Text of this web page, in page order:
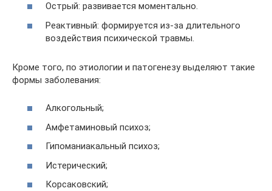
Острый: развивается моментально.
Реактивный: формируется из-за длительного
воздействия психической травмы.
Кроме того, по этиологии и патогенезу выделяют такие
формы заболевания:
Алкогольный;
Амфетаминовый психоз;
Гипоманиакальный психоз;
Истерический;
Корсаковский;